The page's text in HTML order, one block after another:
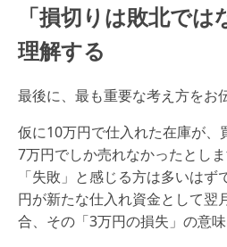
「損切りは敗北で
理解する
最後に、最も重要な考え方をお
仮に10万円で仕入れた在庫が、
7万円でしか売れなかったとし
「失敗」と感じる方は多いは
円が新たな仕入れ資金として翌
合、その「3万円の損失」の意味